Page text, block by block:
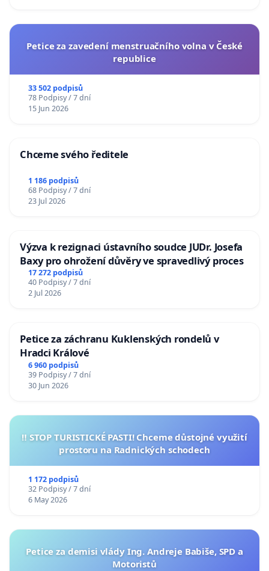
Petice za zavedení menstruačního volna v České
republice
33 502 podpisů
78 Podpisy / 7 dní
15 Jun 2026
Chceme svého ředitele
1 186 podpisů
68 Podpisy / 7 dní
23 Jul 2026
Výzva k rezignaci ústavního soudce JUDr. Josefa
Baxy pro ohrožení důvěry ve spravedlivý proces
17 272 podpisů
40 Podpisy / 7 dní
2 Jul 2026
Petice za záchranu Kuklenských rondelů v
Hradci Králové
6 960 podpisů
39 Podpisy / 7 dní
30 Jun 2026
‼️ STOP TURISTICKÉ PASTI! Chceme důstojné využití
prostoru na Radnických schodech
1 172 podpisů
32 Podpisy / 7 dní
6 May 2026
Petice za demisi vlády Ing. Andreje Babiše, SPD a
Motoristů